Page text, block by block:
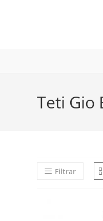
Teti Gio
Filtrar